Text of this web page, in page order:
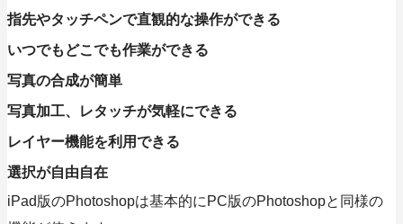
指先やタッチペンで直観的な操作ができる
いつでもどこでも作業ができる
写真の合成が簡単
写真加工、レタッチが気軽にできる
レイヤー機能を利用できる
選択が自由自在
iPad版のPhotoshopは基本的にPC版のPhotoshopと同様の